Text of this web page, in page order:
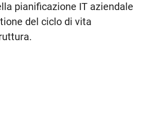
pianificazione IT aziendale
del ciclo di vita